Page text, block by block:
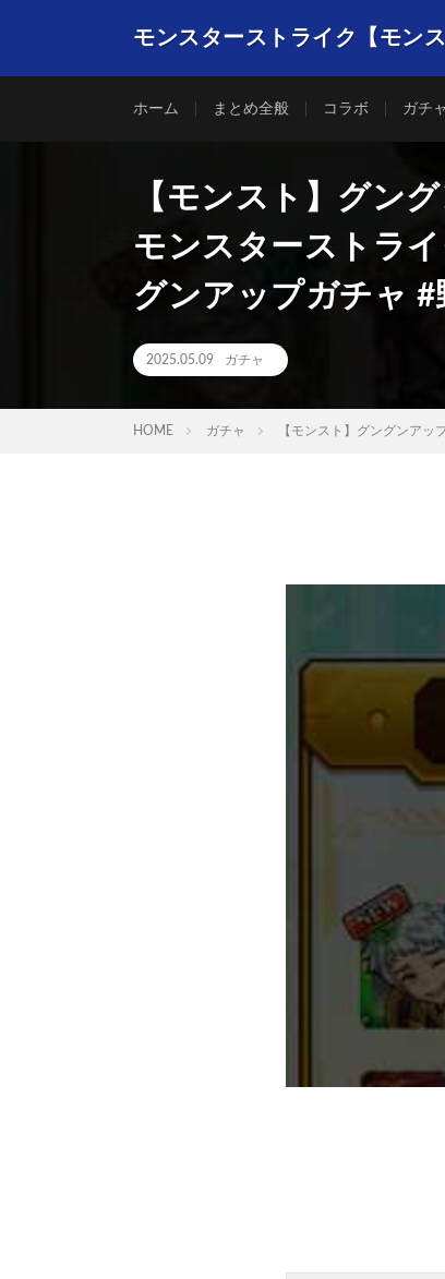
モンスターストライク【モン
ホーム まとめ全般 コラボ ガチャ
【モンスト】グン
モンスターストラ
グンアップガチャ #
2025.05.09 ガチャ
HOME ガチャ 【モンスト】グングンア